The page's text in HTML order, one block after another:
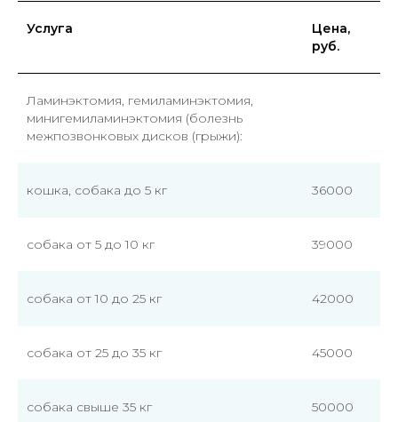
Услуга
Цена,
руб.
Ламинэктомия, гемиламинэктомия,
минигемиламинэктомия (болезнь
межпозвонковых дисков (грыжи):
кошка, собака до 5 кг 36000
собака от 5 до 10 кг 39000
собака от 10 до 25 кг 42000
собака от 25 до 35 кг 45000
собака свыше 35 кг 50000